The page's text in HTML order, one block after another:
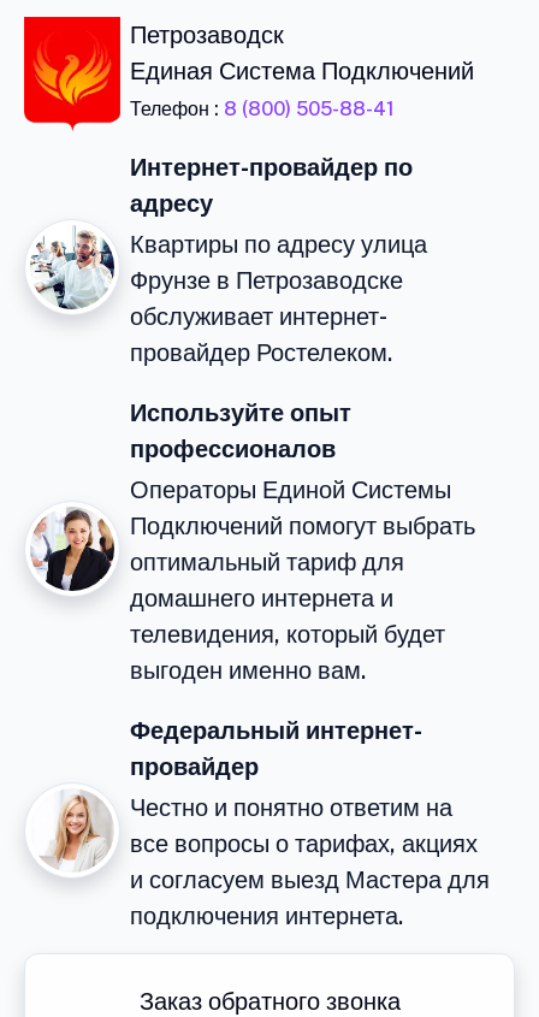
Петрозаводск
Единая Система Подключений
Телефон : 8 (800) 505-88-41
Интернет-провайдер по
адресу
Квартиры по адресу улица
Фрунзе в Петрозаводске
обслуживает интернет-
провайдер Ростелеком.
Используйте опыт
профессионалов
Операторы Единой Системы
Подключений помогут выбрать
оптимальный тариф для
домашнего интернета и
телевидения, который будет
выгоден именно вам.
Федеральный интернет-
провайдер
Честно и понятно ответим на
все вопросы о тарифах, акциях
и согласуем выезд Мастера для
подключения интернета.
Заказ обратного звонка